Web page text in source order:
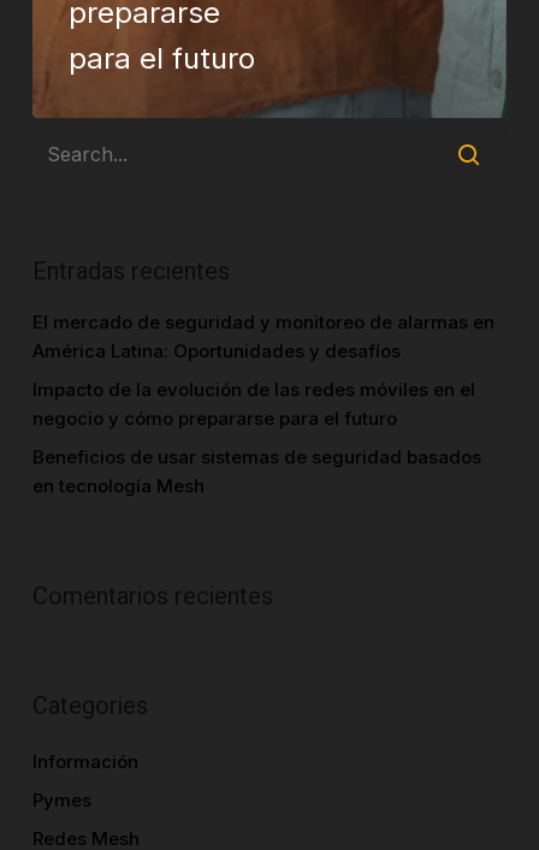
prepararse
para el futuro
Entradas recientes
El mercado de seguridad y monitoreo de alarmas en
América Latina: Oportunidades y desafíos
Impacto de la evolución de las redes móviles en el
negocio y cómo prepararse para el futuro
Beneficios de usar sistemas de seguridad basados
en tecnología Mesh
Comentarios recientes
Categories
Información
Pymes
Redes Mesh